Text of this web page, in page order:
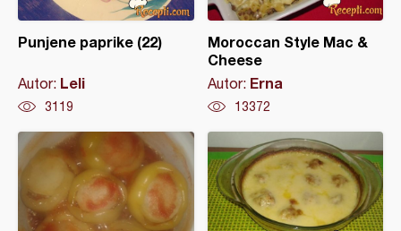
Punjene paprike (22)
Autor: Leli
3119
Moroccan Style Mac &
Cheese
Autor: Erna
13372